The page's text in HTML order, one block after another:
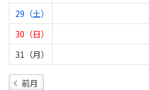
29（土）
30（日）
31（月）
前月